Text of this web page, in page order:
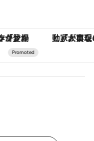
ロレックス賞受賞の自然保護活動家が実現させたナイジェリアの自然環境の復活 【夏限定ディナーコース】旬を